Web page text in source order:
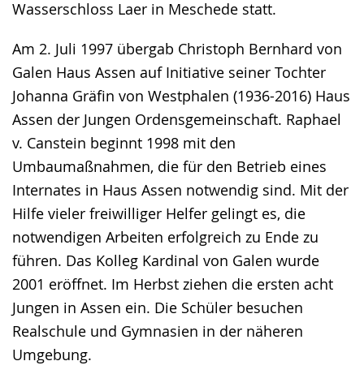
Wasserschloss Laer in Meschede statt.
Am 2. Juli 1997 übergab Christoph Bernhard von
Galen Haus Assen auf Initiative seiner Tochter
Johanna Gräfin von Westphalen (1936-2016) Haus
Assen der Jungen Ordensgemeinschaft. Raphael
v. Canstein beginnt 1998 mit den
Umbaumaßnahmen, die für den Betrieb eines
Internates in Haus Assen notwendig sind. Mit der
Hilfe vieler freiwilliger Helfer gelingt es, die
notwendigen Arbeiten erfolgreich zu Ende zu
führen. Das Kolleg Kardinal von Galen wurde
2001 eröffnet. Im Herbst ziehen die ersten acht
Jungen in Assen ein. Die Schüler besuchen
Realschule und Gymnasien in der näheren
Umgebung.